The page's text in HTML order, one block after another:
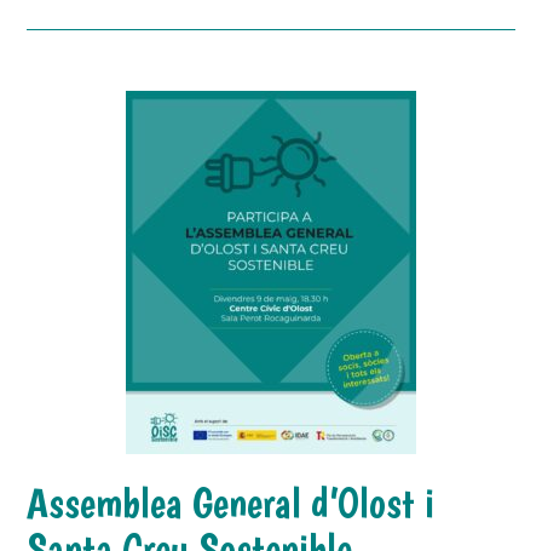
Assemblea General d’Olost i